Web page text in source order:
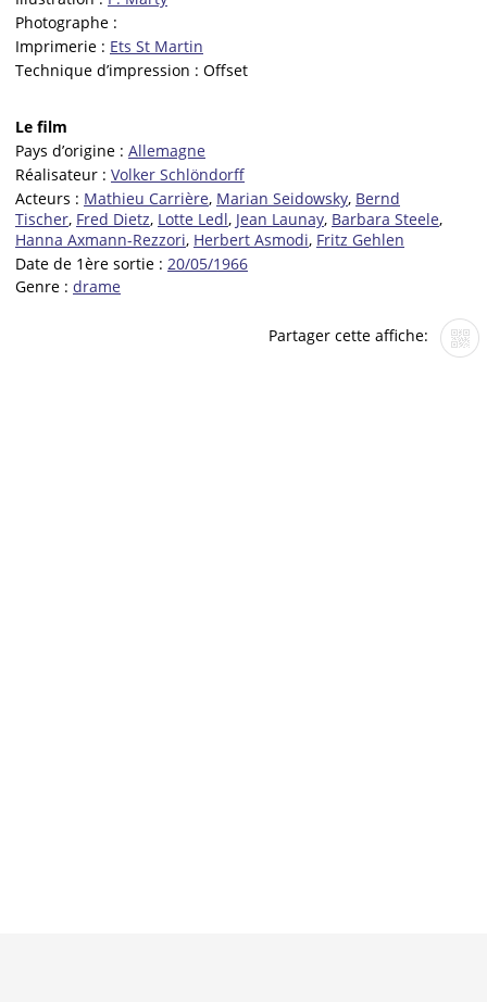
Photographe :
Imprimerie : Ets St Martin
Technique d’impression : Offset
Le film
Pays d’origine : Allemagne
Réalisateur : Volker Schlöndorff
Acteurs : Mathieu Carrière, Marian Seidowsky, Bernd
Tischer, Fred Dietz, Lotte Ledl, Jean Launay, Barbara Steele,
Hanna Axmann-Rezzori, Herbert Asmodi, Fritz Gehlen
Date de 1ère sortie : 20/05/1966
Genre : drame
Partager cette affiche: